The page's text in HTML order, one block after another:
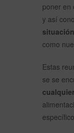
poner en
y así
como
Estas
se se